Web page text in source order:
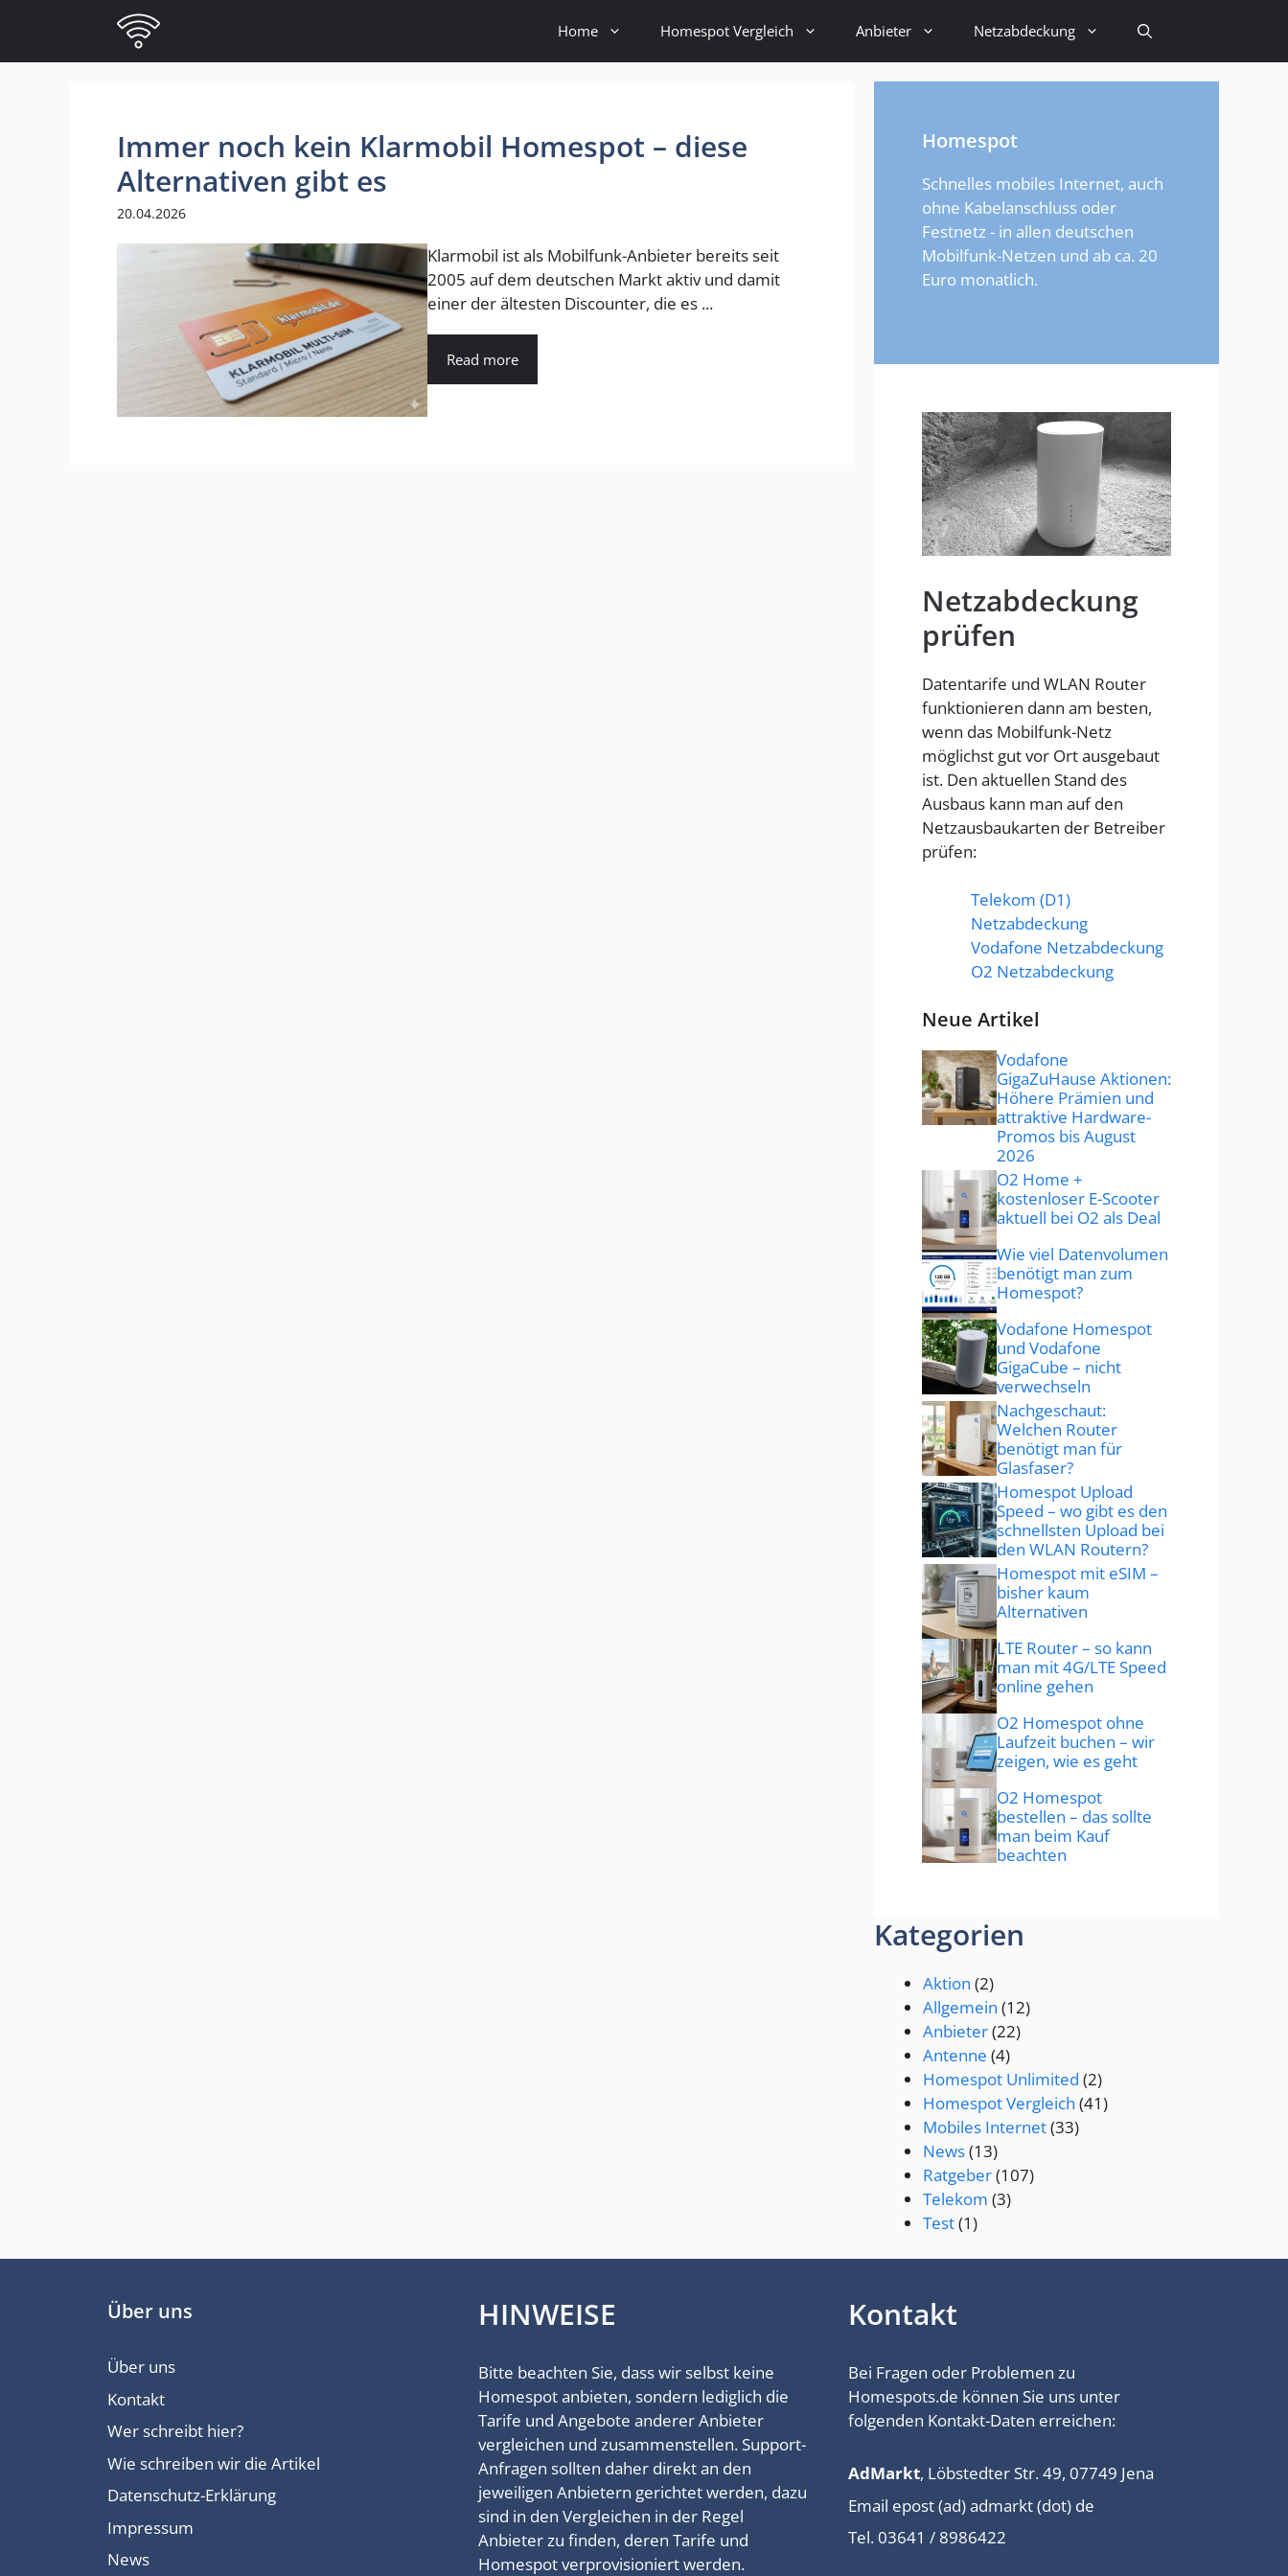
springen
Home Homespot Vergleich Anbieter Netzabdeckung
Immer noch kein Klarmobil Homespot – diese
Alternativen gibt es
20.04.2026
Klarmobil ist als Mobilfunk-Anbieter bereits seit
2005 auf dem deutschen Markt aktiv und damit
einer der ältesten Discounter, die es ...
Read more
Homespot
Schnelles mobiles Internet, auch
ohne Kabelanschluss oder
Festnetz - in allen deutschen
Mobilfunk-Netzen und ab ca. 20
Euro monatlich.
Netzabdeckung
prüfen
Datentarife und WLAN Router
funktionieren dann am besten,
wenn das Mobilfunk-Netz
möglichst gut vor Ort ausgebaut
ist. Den aktuellen Stand des
Ausbaus kann man auf den
Netzausbaukarten der Betreiber
prüfen:
Telekom (D1)
Netzabdeckung
Vodafone Netzabdeckung
O2 Netzabdeckung
Neue Artikel
Vodafone
GigaZuHause Aktionen:
Höhere Prämien und
attraktive Hardware-
Promos bis August
2026
O2 Home +
kostenloser E-Scooter
aktuell bei O2 als Deal
Wie viel Datenvolumen
benötigt man zum
Homespot?
Vodafone Homespot
und Vodafone
GigaCube – nicht
verwechseln
Nachgeschaut:
Welchen Router
benötigt man für
Glasfaser?
Homespot Upload
Speed – wo gibt es den
schnellsten Upload bei
den WLAN Routern?
Homespot mit eSIM –
bisher kaum
Alternativen
LTE Router – so kann
man mit 4G/LTE Speed
online gehen
O2 Homespot ohne
Laufzeit buchen – wir
zeigen, wie es geht
O2 Homespot
bestellen – das sollte
man beim Kauf
beachten
Kategorien
Aktion (2)
Allgemein (12)
Anbieter(22)
Antenne (4)
Homespot Unlimited (2)
Homespot Vergleich (41)
Mobiles Internet(33)
News(13)
Ratgeber(107)
Telekom (3)
Test(1)
Über uns
Über uns
Kontakt
Wer schreibt hier?
Wie schreiben wir die Artikel
Datenschutz-Erklärung
Impressum
News
HINWEISE
Bitte beachten Sie, dass wir selbst keine
Homespot anbieten, sondern lediglich die
Tarife und Angebote anderer Anbieter
vergleichen und zusammenstellen. Support-
Anfragen sollten daher direkt an den
jeweiligen Anbietern gerichtet werden, dazu
sind in den Vergleichen in der Regel
Anbieter zu finden, deren Tarife und
Homespot verprovisioniert werden.
Kontakt
Bei Fragen oder Problemen zu
Homespots.de können Sie uns unter
folgenden Kontakt-Daten erreichen:
AdMarkt, Löbstedter Str. 49, 07749 Jena
Email epost (ad) admarkt (dot) de
Tel. 03641 / 8986422